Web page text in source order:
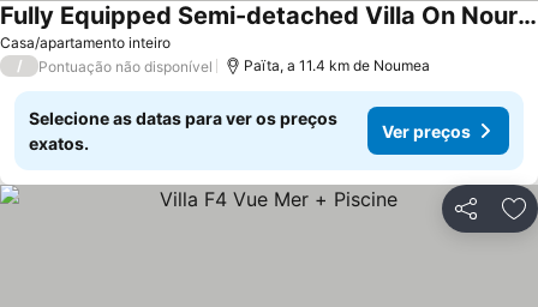
Casa/apartamento inteiro
Fully Equipped Semi-detached Villa On NourÉ Estate
Ver preços
/ Pontuação não disponível Païta, a 11.4 km de Noumea
Selecione as datas para ver os preços
exatos.
Ver preços
Partilhar